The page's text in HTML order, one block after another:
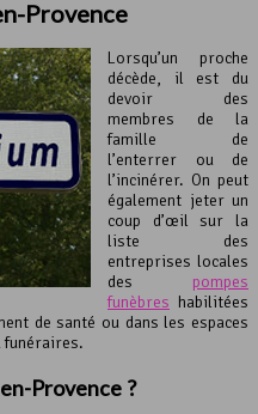
Provence
Lorsqu’un proche
décède, il est du
devoir des
membres de la
famille de
l’enterrer ou de
l’incinérer. On peut
également jeter un
coup d’œil sur la
liste des
entreprises locales
des pompes
funèbres habilitées
de santé ou dans les espaces
funéraires.
Provence ?